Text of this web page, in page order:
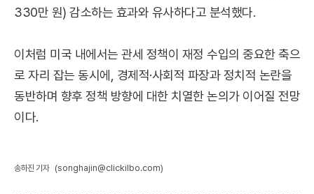
330만 원) 감소하는 효과와 유사하다고 분석했다.
이처럼 미국 내에서는 관세 정책이 재정 수입의 중요한 축으
로 자리 잡는 동시에, 경제적·사회적 파장과 정치적 논란을
동반하며 향후 정책 방향에 대한 치열한 논의가 이어질 전망
이다.
송하진 기자 (songhajin@clickilbo.com)